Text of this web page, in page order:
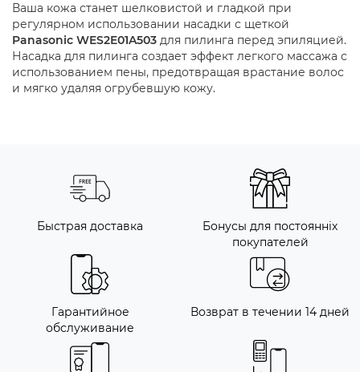
Ваша кожа станет шелковистой и гладкой при
регулярном использовании насадки с щеткой
Panasonic WES2E01A503 для пилинга перед эпиляцией.
Насадка для пилинга создает эффект легкого массажа с
использованием пены, предотвращая врастание волос
и мягко удаляя огрубевшую кожу.
Быстрая доставка
Бонусы для постоянніх
покупателей
Гарантийное
обслуживание
Возврат в течении 14 дней